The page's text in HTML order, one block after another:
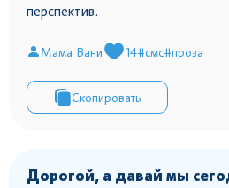
перспектив.
Мама Вани 14#смс#проза
Скопировать
Дорогой, а давай мы